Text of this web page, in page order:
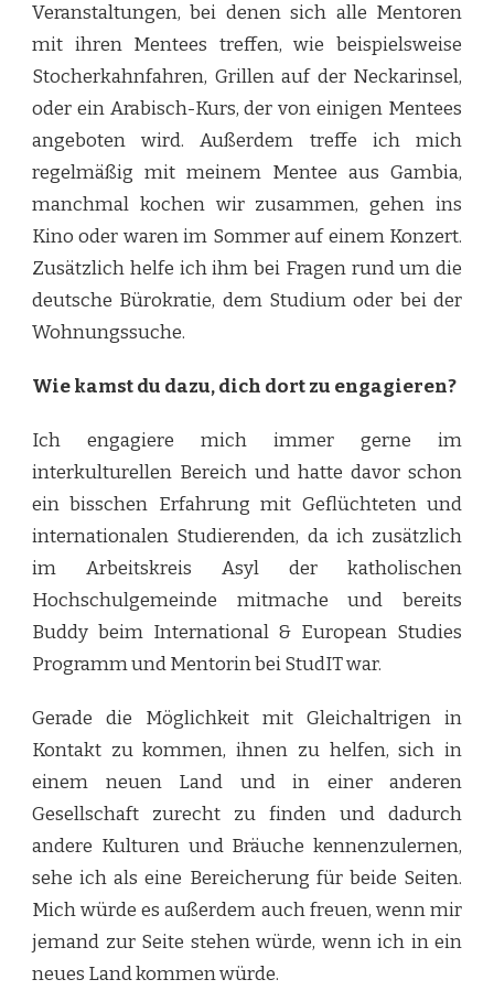
Veranstaltungen, bei denen sich alle Mentoren
mit ihren Mentees treffen, wie beispielsweise
Stocherkahnfahren, Grillen auf der Neckarinsel,
oder ein Arabisch-Kurs, der von einigen Mentees
angeboten wird. Außerdem treffe ich mich
regelmäßig mit meinem Mentee aus Gambia,
manchmal kochen wir zusammen, gehen ins
Kino oder waren im Sommer auf einem Konzert.
Zusätzlich helfe ich ihm bei Fragen rund um die
deutsche Bürokratie, dem Studium oder bei der
Wohnungssuche.
Wie kamst du dazu, dich dort zu engagieren?
Ich engagiere mich immer gerne im
interkulturellen Bereich und hatte davor schon
ein bisschen Erfahrung mit Geflüchteten und
internationalen Studierenden, da ich zusätzlich
im Arbeitskreis Asyl der katholischen
Hochschulgemeinde mitmache und bereits
Buddy beim International & European Studies
Programm und Mentorin bei StudIT war.
Gerade die Möglichkeit mit Gleichaltrigen in
Kontakt zu kommen, ihnen zu helfen, sich in
einem neuen Land und in einer anderen
Gesellschaft zurecht zu finden und dadurch
andere Kulturen und Bräuche kennenzulernen,
sehe ich als eine Bereicherung für beide Seiten.
Mich würde es außerdem auch freuen, wenn mir
jemand zur Seite stehen würde, wenn ich in ein
neues Land kommen würde.